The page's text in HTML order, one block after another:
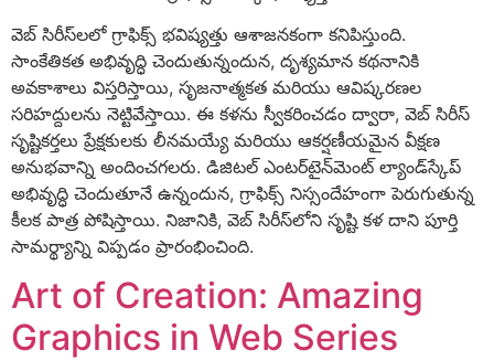
వెబ్ సిరీస్‌లలో గ్రాఫిక్స్ భవిష్యత్తు ఆశాజనకంగా కనిపిస్తుంది.
సాంకేతికత అభివృద్ధి చెందుతున్నందున, దృశ్యమాన కథనానికి
అవకాశాలు విస్తరిస్తాయి, సృజనాత్మకత మరియు ఆవిష్కరణల
సరిహద్దులను నెట్టివేస్తాయి. ఈ కళను స్వీకరించడం ద్వారా, వెబ్ సిరీస్
సృష్టికర్తలు ప్రేక్షకులకు లీనమయ్యే మరియు ఆకర్షణీయమైన వీక్షణ
అనుభవాన్ని అందించగలరు. డిజిటల్ ఎంటర్‌టైన్‌మెంట్ ల్యాండ్‌స్కేప్
అభివృద్ధి చెందుతూనే ఉన్నందున, గ్రాఫిక్స్ నిస్సందేహంగా పెరుగుతున్న
కీలక పాత్ర పోషిస్తాయి. నిజానికి, వెబ్ సిరీస్‌లోని సృష్టి కళ దాని పూర్తి
సామర్థ్యాన్ని విప్పడం ప్రారంభించింది.
Art of Creation: Amazing
Graphics in Web Series